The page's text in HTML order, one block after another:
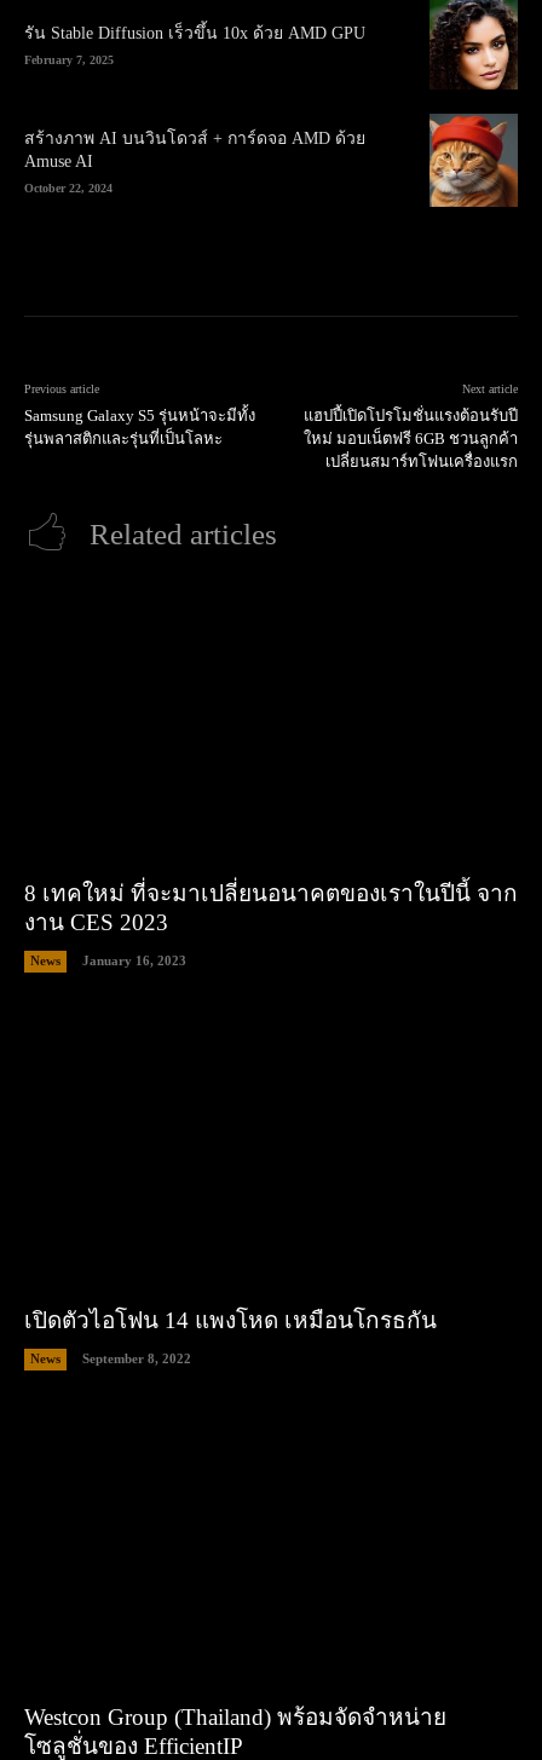
รัน Stable Diffusion เร็วขึ้น 10x ด้วย AMD GPU
February 7, 2025
สร้างภาพ AI บนวินโดวส์ + การ์ดจอ AMD ด้วย
Amuse AI
October 22, 2024
Previous article
Samsung Galaxy S5 รุ่นหน้าจะมีทั้ง
รุ่นพลาสติกและรุ่นที่เป็นโลหะ
Next article
แฮปปี้เปิดโปรโมชั่นแรงต้อนรับปี
ใหม่ มอบเน็ตฟรี 6GB ชวนลูกค้า
เปลี่ยนสมาร์ทโฟนเครื่องแรก
Related articles
8 เทคใหม่ ที่จะมาเปลี่ยนอนาคตของเราในปีนี้ จาก
งาน CES 2023
News January 16, 2023
เปิดตัวไอโฟน 14 แพงโหด เหมือนโกรธกัน
News September 8, 2022
Westcon Group (Thailand) พร้อมจัดจำหน่าย
โซลูชั่นของ EfficientIP